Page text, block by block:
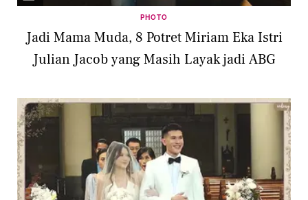
PHOTO
Jadi Mama Muda, 8 Potret Miriam Eka Istri
Julian Jacob yang Masih Layak jadi ABG